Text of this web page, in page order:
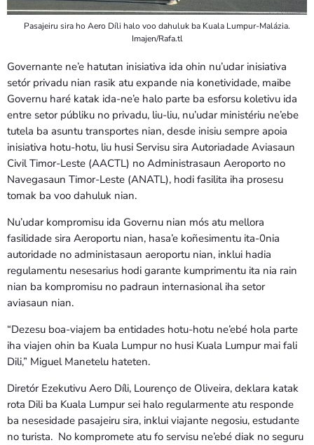
Pasajeiru sira ho Aero Díli halo voo dahuluk ba Kuala Lumpur-Malázia.
Imajen/Rafa.tl
Governante ne’e hatutan inisiativa ida ohin nu’udar inisiativa
setór privadu nian rasik atu expande nia konetividade, maibe
Governu haré katak ida-ne’e halo parte ba esforsu koletivu ida
entre setor públiku no privadu, liu-liu, nu’udar ministériu ne’ebe
tutela ba asuntu transportes nian, desde inisiu sempre apoia
inisiativa hotu-hotu, liu husi Servisu sira Autoriadade Aviasaun
Civil Timor-Leste (AACTL) no Administrasaun Aeroporto no
Navegasaun Timor-Leste (ANATL), hodi fasilita iha prosesu
tomak ba voo dahuluk nian.
Nu’udar kompromisu ida Governu nian mós atu mellora
fasilidade sira Aeroportu nian, hasa’e koñesimentu ita-0nia
autoridade no administasaun aeroportu nian, inklui hadia
regulamentu nesesarius hodi garante kumprimentu ita nia rain
nian ba kompromisu no padraun internasional iha setor
aviasaun nian.
“Dezesu boa-viajem ba entidades hotu-hotu ne’ebé hola parte
iha viajen ohin ba Kuala Lumpur no husi Kuala Lumpur mai fali
Dili,” Miguel Manetelu hateten.
Diretór Ezekutivu Aero Díli, Lourenço de Oliveira, deklara katak
rota Dili ba Kuala Lumpur sei halo regularmente atu responde
ba nesesidade pasajeiru sira, inklui viajante negosiu, estudante
no turista. No kompromete atu fo servisu ne’ebé diak no seguru